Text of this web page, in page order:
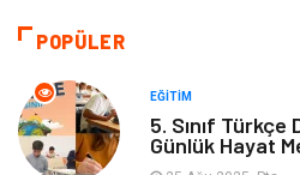
Bilgisayar & Yazılım
Yemek
Emlak
POPÜLER
EĞITIM
5. Sınıf Türkçe
Günlük Hayat